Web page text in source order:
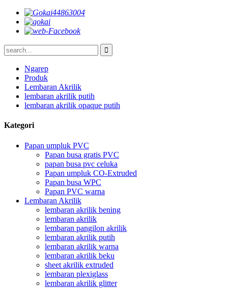
Ngarep
Produk
Lembaran Akrilik
lembaran akrilik putih
lembaran akrilik opaque putih
Kategori
Papan umpluk PVC
Papan busa gratis PVC
papan busa pvc celuka
Papan umpluk CO-Extruded
Papan busa WPC
Papan PVC warna
Lembaran Akrilik
lembaran akrilik bening
lembaran akrilik
lembaran pangilon akrilik
lembaran akrilik putih
lembaran akrilik warna
lembaran akrilik beku
sheet akrilik extruded
lembaran plexiglass
lembaran akrilik glitter